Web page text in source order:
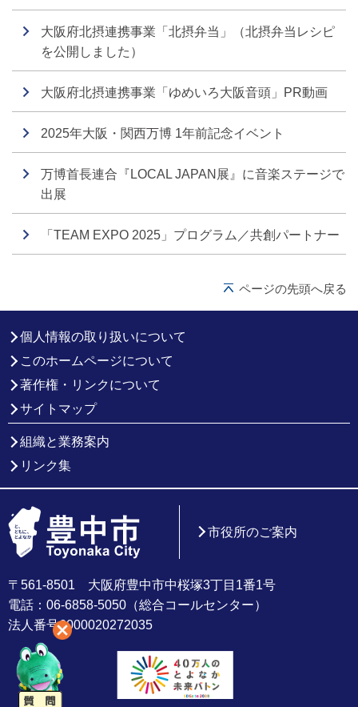
大阪府北摂連携事業「北摂弁当」（北摂弁当レシピ
を公開しました）
大阪府北摂連携事業「ゆめいろ大阪音頭」PR動画
2025年大阪・関西万博 1年前記念イベント
万博首長連合『LOCAL JAPAN展』に音楽ステージで
出展
「TEAM EXPO 2025」プログラム／共創パートナー
ページの先頭へ戻る
個人情報の取り扱いについて
このホームページについて
著作権・リンクについて
サイトマップ
組織と業務案内
リンク集
〒561-8501 大阪府豊中市中桜塚3丁目1番1号
電話：06-6858-5050（総合コールセンター）
法人番号6000020272035
市役所のご案内